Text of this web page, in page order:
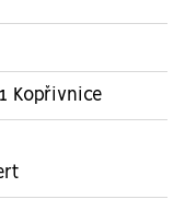
Kopřivnice